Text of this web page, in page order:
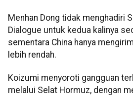
Menhan Dong tidak menghadiri
Dialogue untuk kedua kalinya
sementara China hanya
lebih rendah.
Koizumi menyoroti gangguan
melalui Selat Hormuz, dengan